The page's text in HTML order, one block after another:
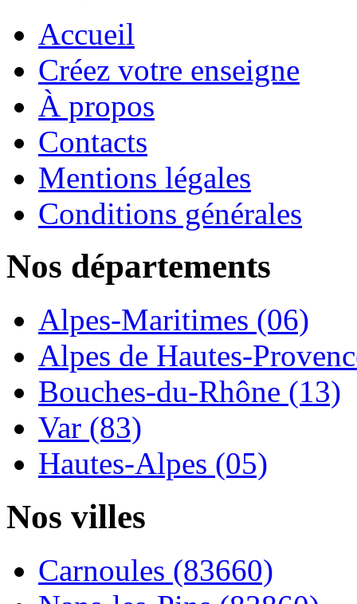
Accueil
Créez votre enseigne
À propos
Contacts
Mentions légales
Conditions générales
Nos départements
Alpes-Maritimes (06)
Alpes de Hautes-
Bouches-du-Rhône (13)
Var (83)
Hautes-Alpes (05)
Nos villes
Carnoules (83660)